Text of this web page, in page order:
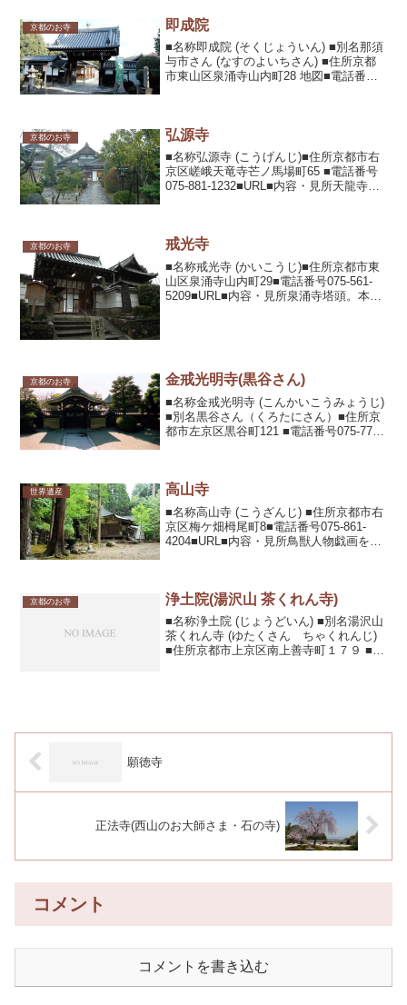
京都のお寺 即成院
■名称即成院 (そくじょういん) ■別名那須
与市さん (なすのよいちさん) ■住所京都
市東山区泉涌寺山内町28 地図■電話番号
京都のお寺 弘源寺
■名称弘源寺 (こうげんじ)■住所京都市右
京区嵯峨天竜寺芒ノ馬場町65 ■電話番号
075-881-1232■URL■内容・見所天龍寺塔
京都のお寺 戒光寺
■名称戒光寺 (かいこうじ)■住所京都市東
山区泉涌寺山内町29■電話番号075-561-
5209■URL■内容・見所泉涌寺塔頭。本尊
京都のお寺 金戒光明寺(黒谷さん)
■名称金戒光明寺 (こんかいこうみょうじ)
■別名黒谷さん（くろたにさん）■住所京
都市左京区黒谷町121 ■電話番号075-771-
世界遺産 高山寺
■名称高山寺 (こうざんじ) ■住所京都市右
京区梅ケ畑栂尾町8■電話番号075-861-
4204■URL■内容・見所鳥獣人物戯画を所
化...
京都のお寺 浄土院(湯沢山 茶くれん寺)
■名称浄土院 (じょうどいん) ■別名湯沢山
茶くれん寺 (ゆたくさん ちゃくれんじ)
■住所京都市上京区南上善寺町１７９ ■電
願徳寺
正法寺(西山のお大師さま・石の寺)
コメント
コメントを書き込む